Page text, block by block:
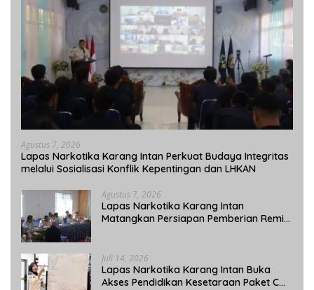
Agustus 7, 2026
Lapas Narkotika Karang Intan Perkuat Budaya Integritas
melalui Sosialisasi Konflik Kepentingan dan LHKAN
Agustus 7, 2026
Lapas Narkotika Karang Intan
Matangkan Persiapan Pemberian Remisi
Juli 14, 2026
Lapas Narkotika Karang Intan Buka
Akses Pendidikan Kesetaraan Paket C